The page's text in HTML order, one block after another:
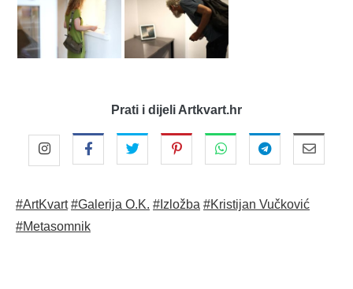
Prati i dijeli Artkvart.hr
#ArtKvart #Galerija O.K. #Izložba #Kristijan Vučković
#Metasomnik